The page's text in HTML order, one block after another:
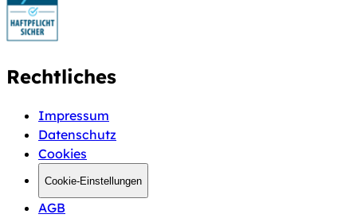
Rechtliches
Impressum
Datenschutz
Cookies
Cookie-Einstellungen
AGB